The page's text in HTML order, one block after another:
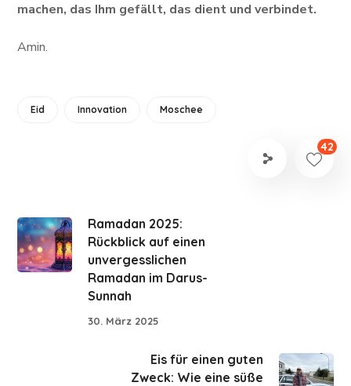
machen, das Ihm gefällt, das dient und verbindet.
Amin.
Eid Innovation Moschee
42
Ramadan 2025:
Rückblick auf einen
unvergesslichen
Ramadan im Darus-
Sunnah
30. März 2025
Eis für einen guten
Zweck: Wie eine süße